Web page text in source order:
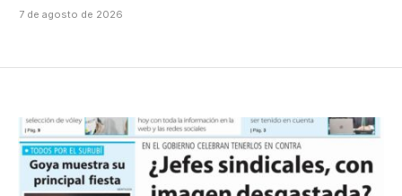
7 de agosto de 2026